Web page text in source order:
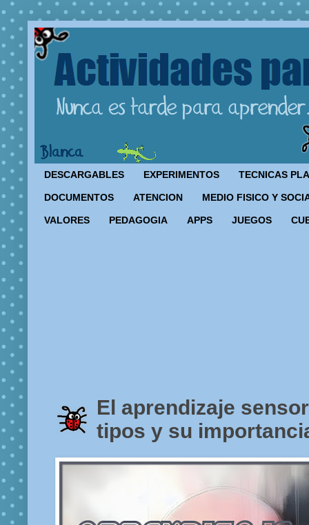
DESCARGABLES EXPERIMENTOS TECNICAS
DOCUMENTOS ATENCION MEDIO FISICO Y
VALORES PEDAGOGIA APPS JUEGOS
El aprendizaje
tipos y su